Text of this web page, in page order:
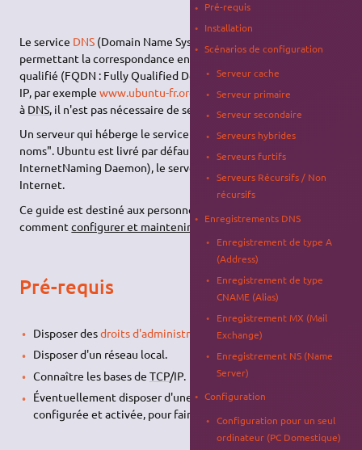
Le service DNS (Domain Name System) est un service
permettant la correspondance entre un nom de domaine
qualifié (FQDN : Fully Qualified Domain Name) et une adresse
IP, par exemplewww.ubuntu-fr.org
= 193.55.221.76. Ainsi, grâce
à DNS, il n'est pas nécessaire de se souvenir des adresses IP.
Un serveur qui héberge le service
DNS est appelé "serveur de
noms". Ubuntu est livré par défaut avec BIND (Berkley
InternetNaming Daemon), le serveur
Internet.
Ce guide est destiné aux personnes désireuses d'apprendre
commentconfigurer et maintenir un serveurDNSBIND9
Pré-requis
Disposer desdroits d'administration sur le serveur.
Disposer d'un réseau local.
Connaître les bases de TCP/IP.
Éventuellement disposer d'une connexion à Internet
configurée et activée, pour faire les tests.
Pré-requis
Installation
Scénarios de configuration
Serveur cache
Serveur primaire
Serveur secondaire
Serveurs hybrides
Serveurs furtifs
Serveurs Récursifs / Non
récursifs
Enregistrements DNS
Enregistrement de type A
(Address)
Enregistrement de type
CNAME (Alias)
Enregistrement MX (Mail
Exchange)
Enregistrement NS (Name
Server)
Configuration
Configuration pour un seul
ordinateur (PC Domestique)